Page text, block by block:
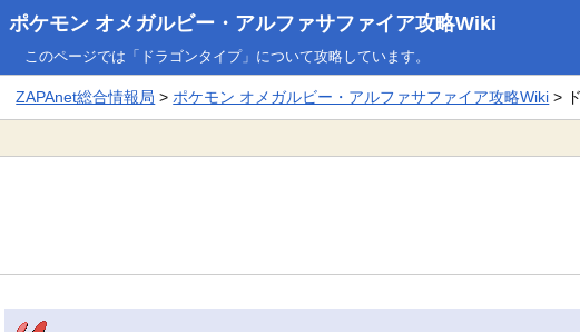
ポケモン オメガルビー・アルファサファイア攻略Wiki
このページでは「ドラゴンタイプ」について攻略しています。
ZAPAnet総合情報局 >ポケモン オメガルビー・アルファサファイア攻略Wiki >